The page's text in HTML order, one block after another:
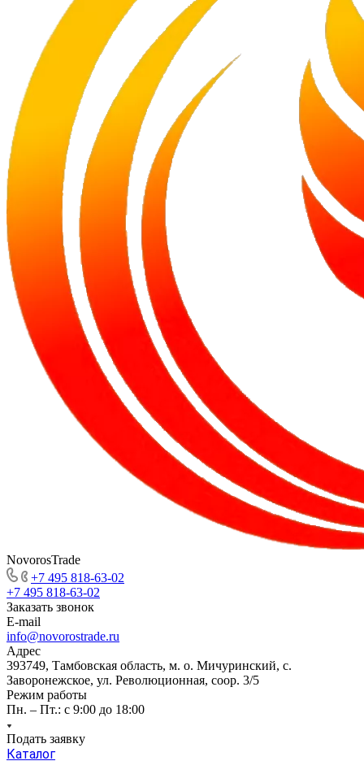
NovorosTrade
+7 495 818-63-02
+7 495 818-63-02
Заказать звонок
E-mail
info@novorostrade.ru
Адрес
393749, Тамбовская область, м. о. Мичуринский, с.
Заворонежское, ул. Революционная, соор. 3/5
Режим работы
Пн. – Пт.: с 9:00 до 18:00
Подать заявку
Каталог